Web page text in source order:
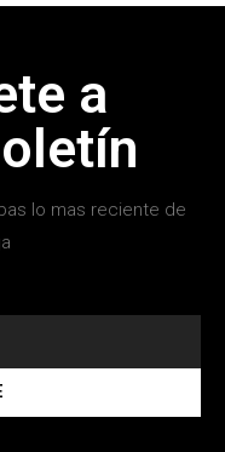
a
lo mas reciente de